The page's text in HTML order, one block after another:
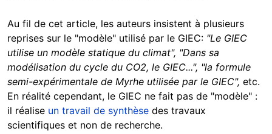
Au fil de cet article, les auteurs insistent à plusieurs
reprises sur le "modèle" utilisé par le GIEC: "Le GIEC
utilise un modèle statique du climat", "Dans sa
modélisation du cycle du CO2, le GIEC...", "la formule
semi-expérimentale de Myrhe utilisée par le GIEC", etc.
En réalité cependant, le GIEC ne fait pas de "modèle" :
il réalise un travail de synthèse des travaux
scientifiques et non de recherche.